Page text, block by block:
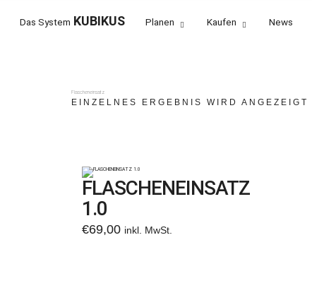
Das System KUBIKUS Planen Kaufen News
KARLSHOLZ
Flascheneinsatz
EINZELNES ERGEBNIS WIRD ANGEZEIGT
FLASCHENEINSATZ
1.0
€69,00 inkl. MwSt.